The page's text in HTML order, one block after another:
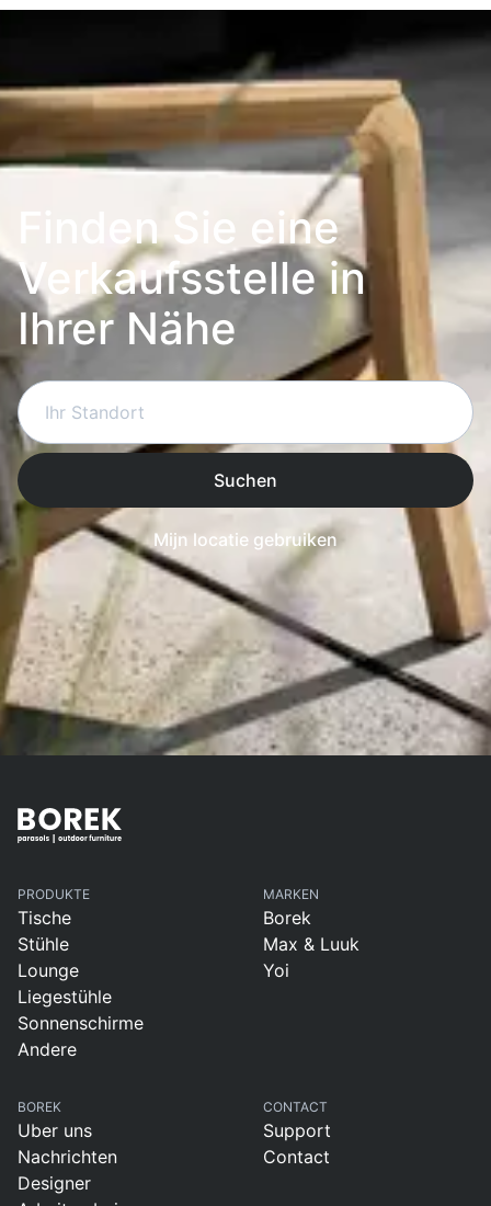
Finden Sie eine
Verkaufsstelle in
Ihrer Nähe
Suchen
Mijn locatie gebruiken
PRODUKTE
Tische
Stühle
Lounge
Liegestühle
Sonnenschirme
Andere
MARKEN
Borek
Max & Luuk
Yoi
BOREK
Uber uns
Nachrichten
Designer
CONTACT
Support
Contact